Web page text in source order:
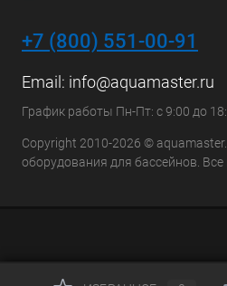
+7 (800) 551-00-91
Email: info@aquamaster.ru
График работы Пн-Пт: с 9:00 до
Copyright 2010-2026 ©
оборудования для бассейнов.